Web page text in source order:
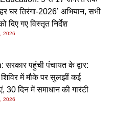
घर तिरंगा-2026’ अभियान, सभी
दिए गए विस्तृत निर्देश
2026
सरकार पहुंची पंचायत के द्वार:
में मौके पर सुलझीं कई
30 दिन में समाधान की गारंटी
2026